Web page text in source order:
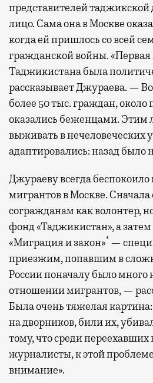
представителей таджикской
лицо. Сама она в Москве
когда ей пришлось со всей
гражданской войны. «Первая
Таджикистана была
рассказывает Джураева. —
более 50 тыс. граждан,
оказались беженцами.
выживать в нечеловеческих
адаптировались: назад было
Джураеву всегда
мигрантов в Москве.
согражданам как волонтер,
фонд «Таджикистан», а
«Миграция и закон»* —
приезжим, попавшим в
России поначалу было много
отношении мигрантов, —
Была очень тяжелая
на дворников, били их,
тому, что среди переехавших
журналисты, к этой
внимание».